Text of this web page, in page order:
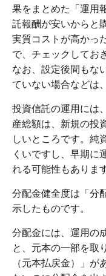
果をまとめた「運用
託報酬が安いからと
実質コストが高かっ
で、チェックしてお
なお、設定後間もな
ていない場合などは
投資信託の運用には
産総額は、新規の投
しいところです。純
くいですし、早期に
れる可能性もありま
分配金健全度は「分
示したものです。
分配金には、運用の
と、元本の一部を取
（元本払戻金）」が